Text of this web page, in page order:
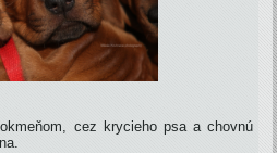
cez krycieho psa a chovnú